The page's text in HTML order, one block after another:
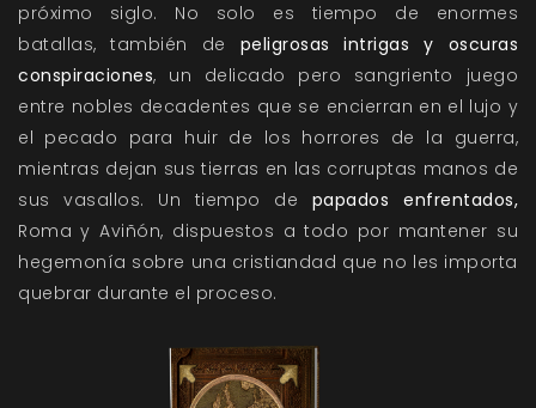
próximo siglo. No solo es tiempo de enormes
batallas, también de peligrosas intrigas y oscuras
conspiraciones, un delicado pero sangriento juego
entre nobles decadentes que se encierran en el lujo y
el pecado para huir de los horrores de la guerra,
mientras dejan sus tierras en las corruptas manos de
sus vasallos. Un tiempo de papados enfrentados,
Roma y Aviñón, dispuestos a todo por mantener su
hegemonía sobre una cristiandad que no les importa
quebrar durante el proceso.